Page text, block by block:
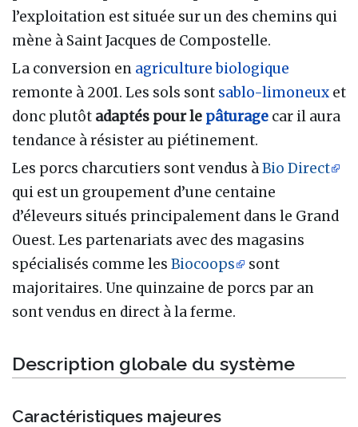
l’exploitation est située sur un des chemins qui
mène à Saint Jacques de Compostelle.
La conversion en agriculture biologique
remonte à 2001. Les sols sont sablo-limoneux et
donc plutôt adaptés pour le pâturage car il aura
tendance à résister au piétinement.
Les porcs charcutiers sont vendus àBio Direct
qui est un groupement d’une centaine
d’éleveurs situés principalement dans le Grand
Ouest. Les partenariats avec des magasins
spécialisés comme les Biocoops
sont
majoritaires. Une quinzaine de porcs par an
sont vendus en direct à la ferme.
Description globale du système
Caractéristiques majeures